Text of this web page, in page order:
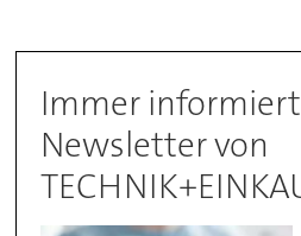
Immer
Newsletter von